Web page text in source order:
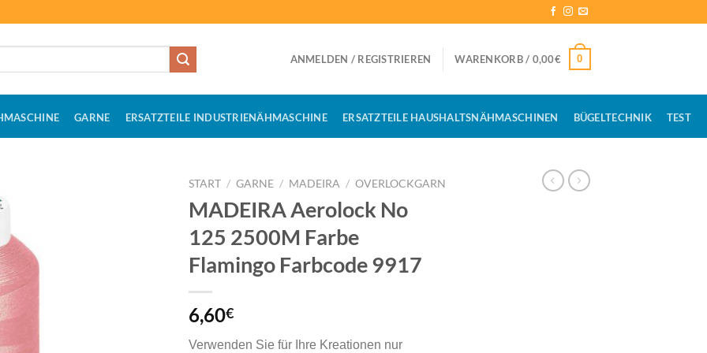
ANMELDEN / REGISTRIEREN WARENKORB / 0,00€ 0
GARNE ERSATZTEILE INDUSTRIENÄHMASCHINE ERSATZTEILE HAUSHALTSNÄHMASCHINEN BÜGELTECHNIK TEST
START / GARNE / MADEIRA / OVERLOCKGARN
MADEIRA Aerolock No
125 2500M Farbe
Flamingo Farbcode 9917
6,60€
Verwenden Sie für Ihre Kreationen nur